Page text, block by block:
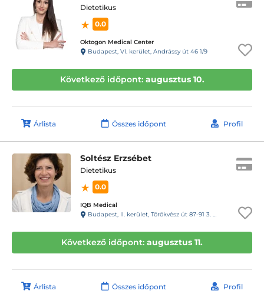
Dietetikus
0.0
Oktogon Medical Center
Budapest, VI. kerület, Andrássy út 46 1/9
Következő időpont: augusztus 10.
Árlista Összes időpont Profil
Soltész Erzsébet
Dietetikus
0.0
IQB Medical
Budapest, II. kerület, Törökvész út 87-91 3. emelet 220 (Rózsadomb center a posta mellett)
Következő időpont: augusztus 11.
Árlista Összes időpont Profil